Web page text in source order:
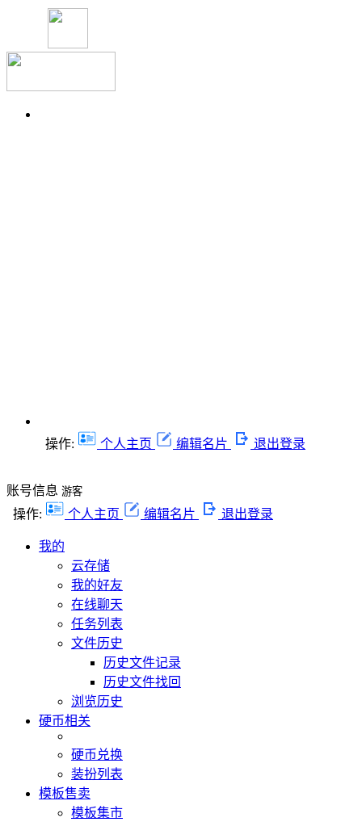
操作: 个人主页 编辑名片 退出登录
账号信息 游客
操作: 个人主页 编辑名片 退出登录
我的
云存储
我的好友
在线聊天
任务列表
文件历史
历史文件记录
历史文件找回
浏览历史
硬币相关
硬币兑换
装扮列表
模板售卖
模板集市